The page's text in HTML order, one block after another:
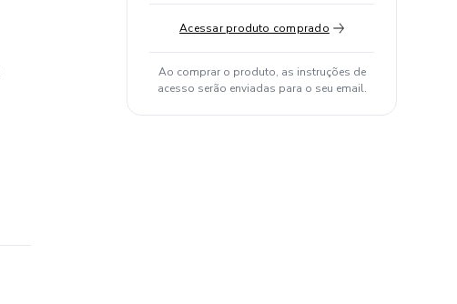
Acessar produto comprado
Ao comprar o produto, as instruções de
acesso serão enviadas para o seu email.